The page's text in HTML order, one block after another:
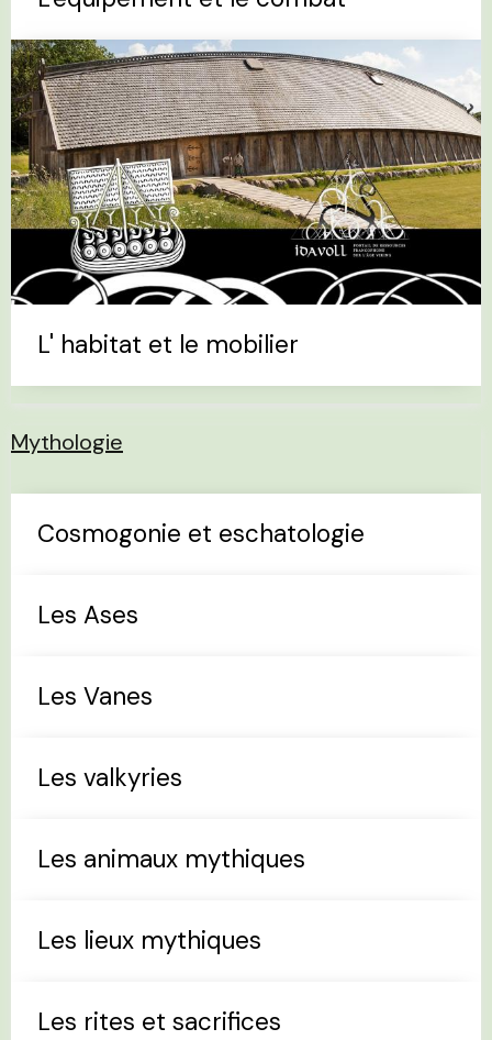
L' habitat et le mobilier
Mythologie
Cosmogonie et eschatologie
Les Ases
Les Vanes
Les valkyries
Les animaux mythiques
Les lieux mythiques
Les rites et sacrifices